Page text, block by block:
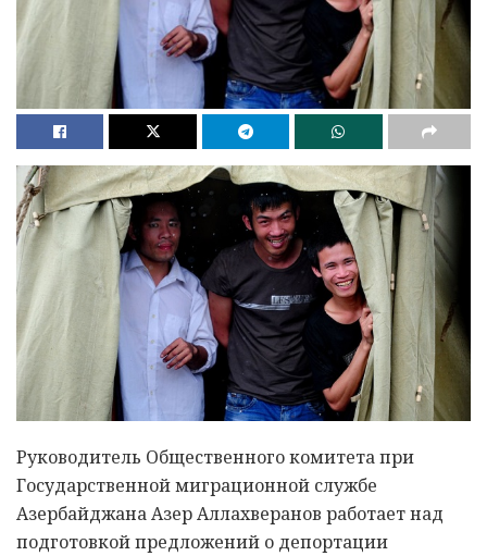
Руководитель Общественного комитета при
Государственной миграционной службе
Азербайджана Азер Аллахверанов работает над
подготовкой предложений о депортации